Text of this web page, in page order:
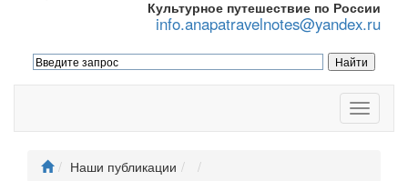
Культурное путешествие по России
info.anapatravelnotes@yandex.ru
Меню
Наши публикации